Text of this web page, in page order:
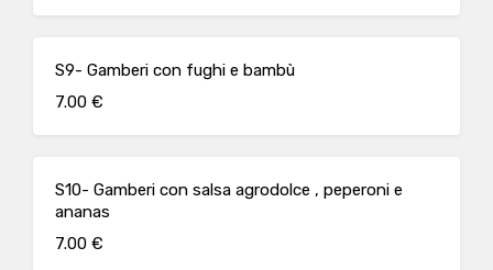
S9- Gamberi con fughi e bambù
7.00 €
S10- Gamberi con salsa agrodolce , peperoni e
ananas
7.00 €